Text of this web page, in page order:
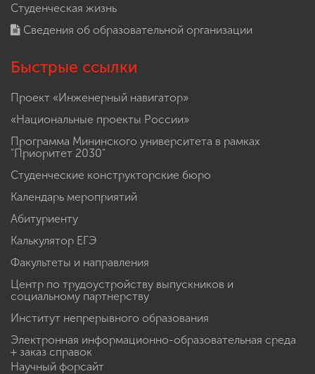
Студенческая жизнь
Сведения об образовательной организации
Быстрые ссылки
Проект «Инженерный навигатор»
«Национальные проекты России»
Программа Мининского университета в рамках
"Приоритет 2030"
Студенческие конструкторские бюро
Календарь мероприятий
Абитуриенту
Калькулятор ЕГЭ
Факультеты и направления
Центр по трудоустройству выпускников и
социальному партнерству
Институт непрерывного образования
Электронная информационно-образовательная среда
+ заказ справок
Научный форсайт